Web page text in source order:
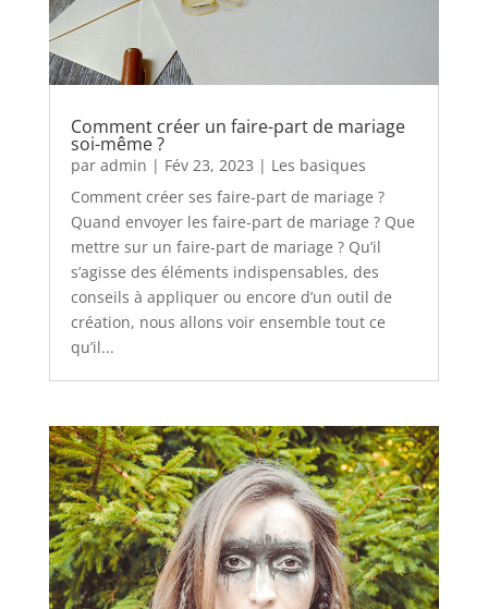
Comment créer un faire-part de mariage
soi-même ?
par admin | Fév 23, 2023 | Les basiques
Comment créer ses faire-part de mariage ?
Quand envoyer les faire-part de mariage ? Que
mettre sur un faire-part de mariage ? Qu’il
s’agisse des éléments indispensables, des
conseils à appliquer ou encore d’un outil de
création, nous allons voir ensemble tout ce
qu’il...